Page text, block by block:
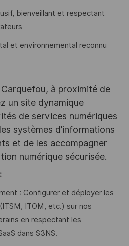
bienveillant et respectant
et environnemental reconnu
à proximité de
un site dynamique
de services numériques
systèmes d’informations
et de les accompagner
numérique sécurisée.
: Configurer et déployer les
ITOM, etc.) sur nos
en respectant les
dans S3NS.